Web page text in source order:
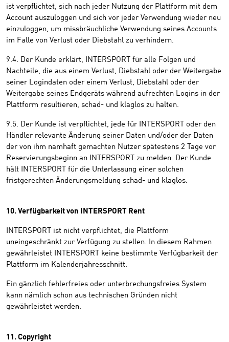
ist verpflichtet, sich nach jeder Nutzung der Plattform mit dem
Account auszuloggen und sich vor jeder Verwendung wieder neu
einzuloggen, um missbräuchliche Verwendung seines Accounts
im Falle von Verlust oder Diebstahl zu verhindern.
9.4. Der Kunde erklärt, INTERSPORT für alle Folgen und
Nachteile, die aus einem Verlust, Diebstahl oder der Weitergabe
seiner Logindaten oder einem Verlust, Diebstahl oder der
Weitergabe seines Endgeräts während aufrechten Logins in der
Plattform resultieren, schad- und klaglos zu halten.
9.5. Der Kunde ist verpflichtet, jede für INTERSPORT oder den
Händler relevante Änderung seiner Daten und/oder der Daten
der von ihm namhaft gemachten Nutzer spätestens 2 Tage vor
Reservierungsbeginn an INTERSPORT zu melden. Der Kunde
hält INTERSPORT für die Unterlassung einer solchen
fristgerechten Änderungsmeldung schad- und klaglos.
10. Verfügbarkeit von INTERSPORT Rent
INTERSPORT ist nicht verpflichtet, die Plattform
uneingeschränkt zur Verfügung zu stellen. In diesem Rahmen
gewährleistet INTERSPORT keine bestimmte Verfügbarkeit der
Plattform im Kalenderjahresschnitt.
Ein gänzlich fehlerfreies oder unterbrechungsfreies System
kann nämlich schon aus technischen Gründen nicht
gewährleistet werden.
11. Copyright